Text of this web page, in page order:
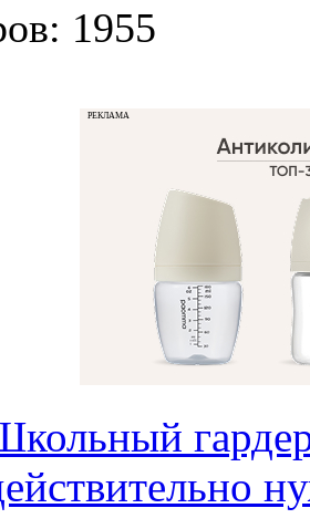
1955
РЕКЛАМА